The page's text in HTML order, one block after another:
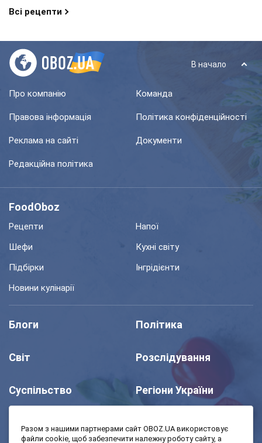
Всі рецепти
В начало
Про компанію Команда
Правова інформація Політика конфіденційності
Реклама на сайті Документи
Редакційна політика
FoodOboz
Рецепти
Напої
Шефи
Кухні світу
Підбірки
Інгрідієнти
Новини кулінарії
Блоги Політика
Світ Розслідування
Суспільство Регіони України
Разом з нашими партнерами сайт OBOZ.UA використовує
файли cookie, щоб забезпечити належну роботу сайту, а